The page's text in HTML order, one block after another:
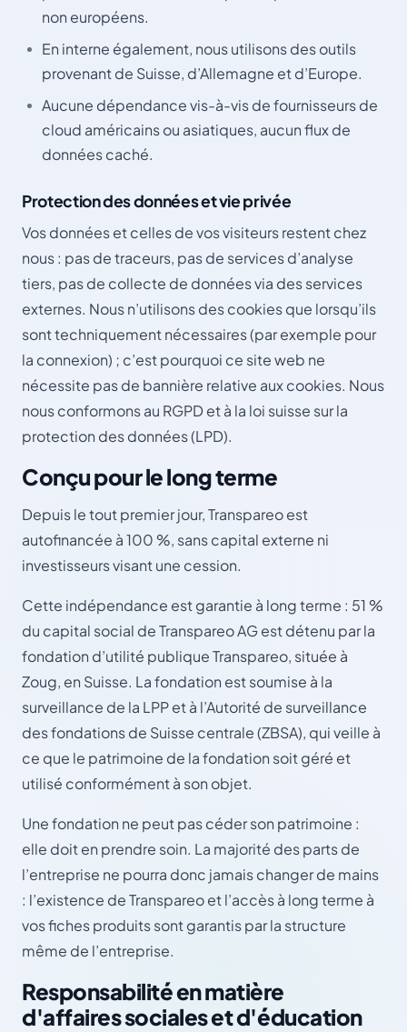
non européens.
En interne également, nous utilisons des outils
provenant de Suisse, d’Allemagne et d’Europe.
Aucune dépendance vis-à-vis de fournisseurs de
cloud américains ou asiatiques, aucun flux de
données caché.
Protection des données et vie privée
Vos données et celles de vos visiteurs restent chez
nous : pas de traceurs, pas de services d’analyse
tiers, pas de collecte de données via des services
externes. Nous n’utilisons des cookies que lorsqu’ils
sont techniquement nécessaires (par exemple pour
la connexion) ; c’est pourquoi ce site web ne
nécessite pas de bannière relative aux cookies. Nous
nous conformons au RGPD et à la loi suisse sur la
protection des données (LPD).
Conçu pour le long terme
Depuis le tout premier jour, Transpareo est
autofinancée à 100 %, sans capital externe ni
investisseurs visant une cession.
Cette indépendance est garantie à long terme : 51 %
du capital social de Transpareo AG est détenu par la
fondation d’utilité publique Transpareo, située à
Zoug, en Suisse. La fondation est soumise à la
surveillance de la LPP et à l’Autorité de surveillance
des fondations de Suisse centrale (ZBSA), qui veille à
ce que le patrimoine de la fondation soit géré et
utilisé conformément à son objet.
Une fondation ne peut pas céder son patrimoine :
elle doit en prendre soin. La majorité des parts de
l’entreprise ne pourra donc jamais changer de mains
: l’existence de Transpareo et l’accès à long terme à
vos fiches produits sont garantis par la structure
même de l’entreprise.
Responsabilité en matière
d'affaires sociales et d'éducation